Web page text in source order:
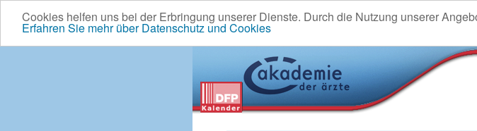
Cookies helfen uns bei der Erbringung unserer Dienste. Durch die Nutzung unserer
Erfahren Sie mehr über Datenschutz und Cookies